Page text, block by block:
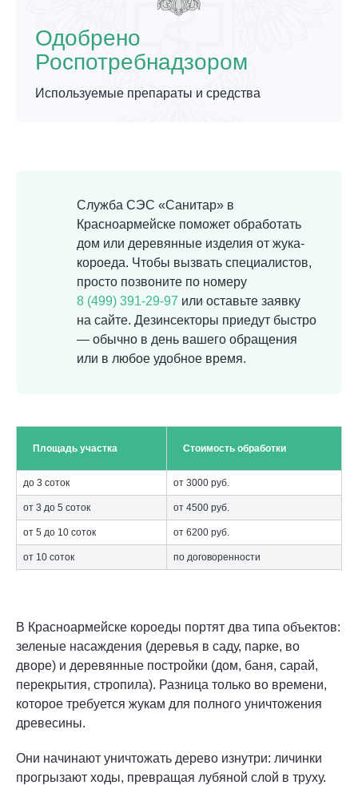
Одобрено
Роспотребнадзором
Используемые препараты и средства
Служба СЭС «Санитар» в
Красноармейске поможет обработать
дом или деревянные изделия от жука-
короеда. Чтобы вызвать специалистов,
просто позвоните по номеру
8 (499) 391-29-97 или оставьте заявку
на сайте. Дезинсекторы приедут быстро
— обычно в день вашего обращения
или в любое удобное время.
Площадь участка Стоимость обработки
до 3 соток от 3000 руб.
от 3 до 5 соток от 4500 руб.
от 5 до 10 соток от 6200 руб.
от 10 соток по договоренности
В Красноармейске короеды портят два типа объектов:
зеленые насаждения (деревья в саду, парке, во
дворе) и деревянные постройки (дом, баня, сарай,
перекрытия, стропила). Разница только во времени,
которое требуется жукам для полного уничтожения
древесины.
Они начинают уничтожать дерево изнутри: личинки
прогрызают ходы, превращая лубяной слой в труху.